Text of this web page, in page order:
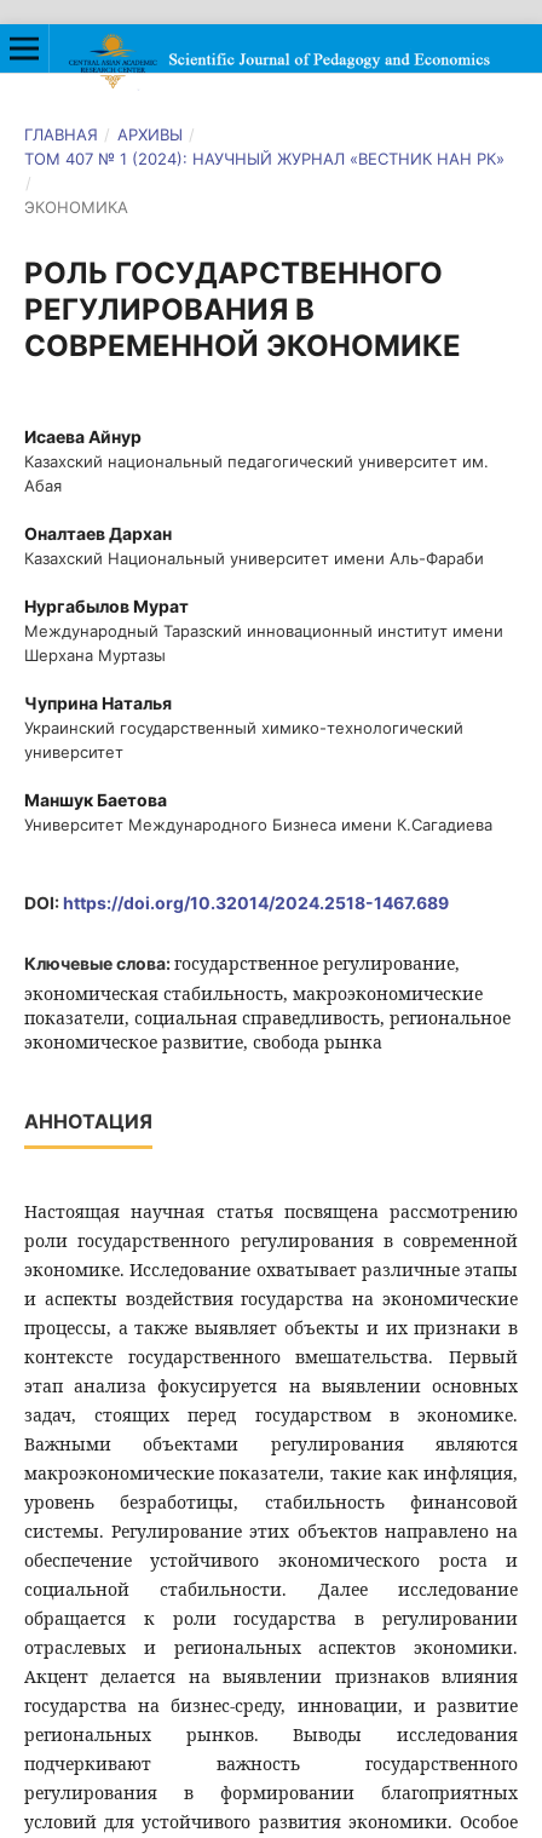
ГЛАВНАЯ / АРХИВЫ /
ТОМ 407 № 1 (2024): НАУЧНЫЙ ЖУРНАЛ «ВЕСТНИК НАН РК»
/
ЭКОНОМИКА
РОЛЬ ГОСУДАРСТВЕННОГО
РЕГУЛИРОВАНИЯ В
СОВРЕМЕННОЙ ЭКОНОМИКЕ
Исаева Айнур
Казахский национальный педагогический университет им.
Абая
Оналтаев Дархан
Казахский Национальный университет имени Аль-Фараби
Нургабылов Мурат
Международный Таразский инновационный институт имени
Шерхана Муртазы
Чуприна Наталья
Украинский государственный химико-технологический
университет
Маншук Баетова
Университет Международного Бизнеса имени К.Сагадиева
DOI:https://doi.org/10.32014/2024.2518-1467.689
Ключевые слова:государственное регулирование,
экономическая стабильность, макроэкономические
показатели, социальная справедливость, региональное
экономическое развитие, свобода рынка
АННОТАЦИЯ
Настоящая научная статья посвящена рассмотрению
роли государственного регулирования в современной
экономике. Исследование охватывает различные этапы
и аспекты воздействия государства на экономические
процессы, а также выявляет объекты и их признаки в
контексте государственного вмешательства. Первый
этап анализа фокусируется на выявлении основных
задач, стоящих перед государством в экономике.
Важными объектами регулирования являются
макроэкономические показатели, такие как инфляция,
уровень безработицы, стабильность финансовой
системы. Регулирование этих объектов направлено на
обеспечение устойчивого экономического роста и
социальной стабильности. Далее исследование
обращается к роли государства в регулировании
отраслевых и региональных аспектов экономики.
Акцент делается на выявлении признаков влияния
государства на бизнес-среду, инновации, и развитие
региональных рынков. Выводы исследования
подчеркивают важность государственного
регулирования в формировании благоприятных
условий для устойчивого развития экономики. Особое